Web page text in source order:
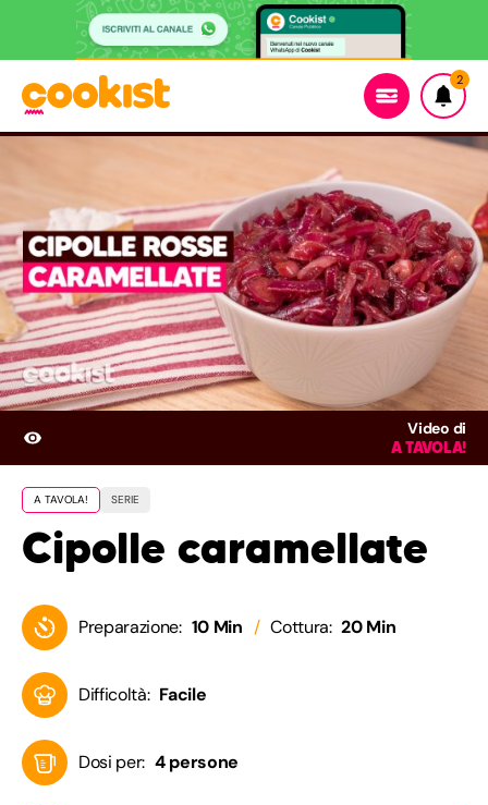
2
Video di
A TAVOLA!
A TAVOLA! SERIE
Cipolle caramellate
Preparazione: 10 Min Cottura: 20 Min
Difficoltà: Facile
Dosi per: 4 persone